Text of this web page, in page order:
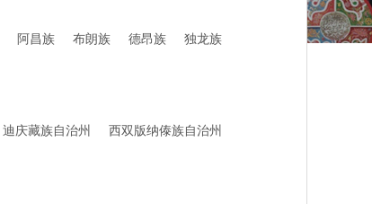
阿昌族 布朗族 德昂族
独龙族
迪庆藏族自治州
西双版纳傣族自治州